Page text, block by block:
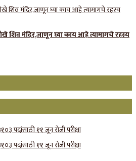
शिव मंदिर,जाणून घ्या काय आहे त्यामागचे रहस्य